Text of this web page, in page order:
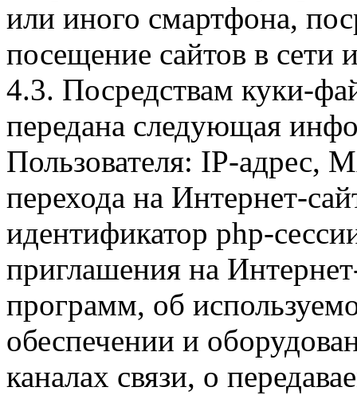
или иного смартфона,
посещение сайтов в сети
4.3. Посредствам куки-
передана следующая
Пользователя: IP-адрес,
перехода на Интернет-
идентификатор php-
приглашения на
программ, об
обеспечении и
каналах связи, о